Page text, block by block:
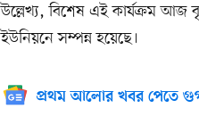
উল্লেখ্য, বিশেষ এই কার্যক্রম আজ
ইউনিয়নে সম্পন্ন হয়েছে।
প্রথম আলোর খবর পেতে